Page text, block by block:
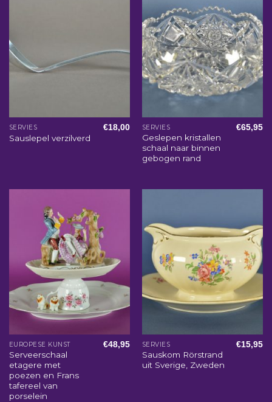
SERVIES
Sauslepel verzilverd
€18,00 SERVIES
Geslepen kristallen
schaal naar binnen
gebogen rand
€65,95
EUROPESE KUNST
Serveerschaal
etagere met
poezen en Frans
tafereel van
porselein
€48,95 SERVIES
Sauskom Rörstrand
uit Sverige, Zweden
€15,95